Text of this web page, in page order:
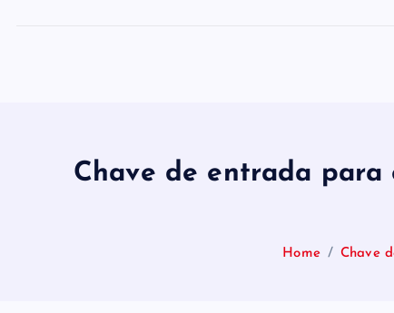
Chave de entrada para
Home Chave